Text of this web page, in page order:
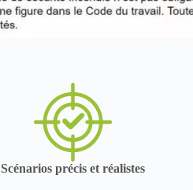
Scénarios précis et réalistes